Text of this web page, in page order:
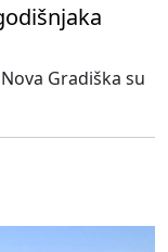
Gradiška su